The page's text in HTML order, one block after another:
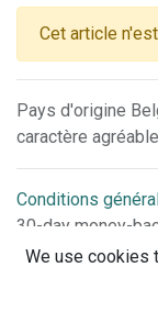
Cet article
Pays d'origine
caractère
Conditions
30-day money-
Shipping: 2-3
We use cookies